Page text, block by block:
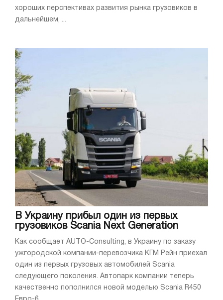
хороших перспективах развития рынка грузовиков в
дальнейшем, ...
В Украину прибыл один из первых
грузовиков Scania Next Generation
Как сообщает AUTO-Consulting, в Украину по заказу
ужгородской компании-перевозчика КГМ Рейн приехал
один из первых грузовых автомобилей Scania
следующего поколения. Автопарк компании теперь
качественно пополнился новой моделью Scania R450